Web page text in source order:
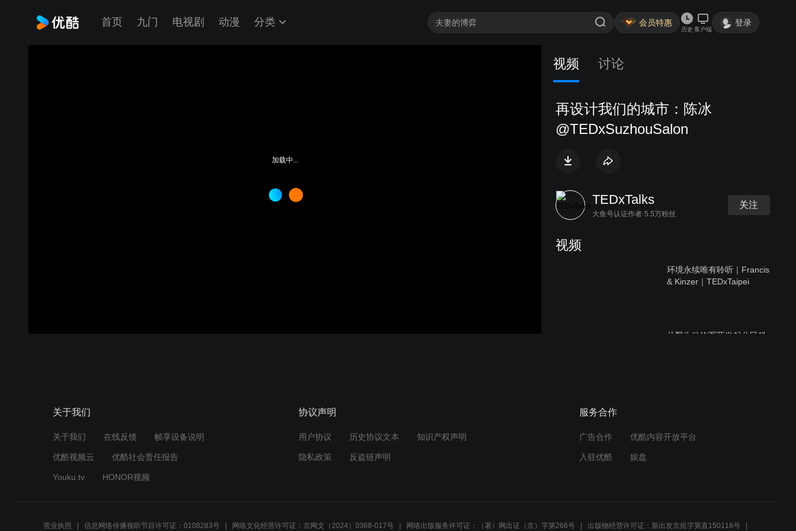
首页 九门 电视剧 动漫 分类 会员特惠
历史 客户端
登录
加载中...
视频 讨论
再设计我们的城市：陈冰
@TEDxSuzhouSalon
TEDxTalks
大鱼号认证作者·5.5万粉丝
关注
视频
环境永续唯有聆听｜Francis
& Kinzer｜TEDxTaipei
从野生动物冤死发起公民科
关于我们
关于我们 在线反馈 帧享设备说明
优酷视频云 优酷社会责任报告
Youku.tv HONOR视频
协议声明
用户协议 历史协议文本 知识产权声明
隐私政策 反盗链声明
服务合作
广告合作 优酷内容开放平台
入驻优酷 娱盘
营业执照 信息网络传播视听节目许可证：0108283号 网络文化经营许可证：京网文（2024）0368-017号 网络出版服务许可证：（署）网出证（京）字第266号 出版物经营许可证：新出发京批字第直150118号